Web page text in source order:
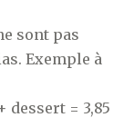
sont pas
Exemple à
dessert = 3,85